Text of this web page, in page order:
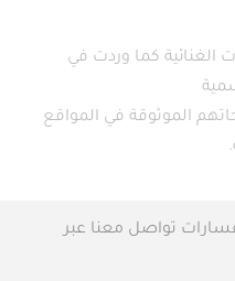
الغنائية كما وردت في
الموثوقة في المواقع
تواصل معنا عبر